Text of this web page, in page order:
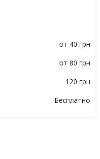
от 40 грн
от 80 грн
120 грн
Бесплатно